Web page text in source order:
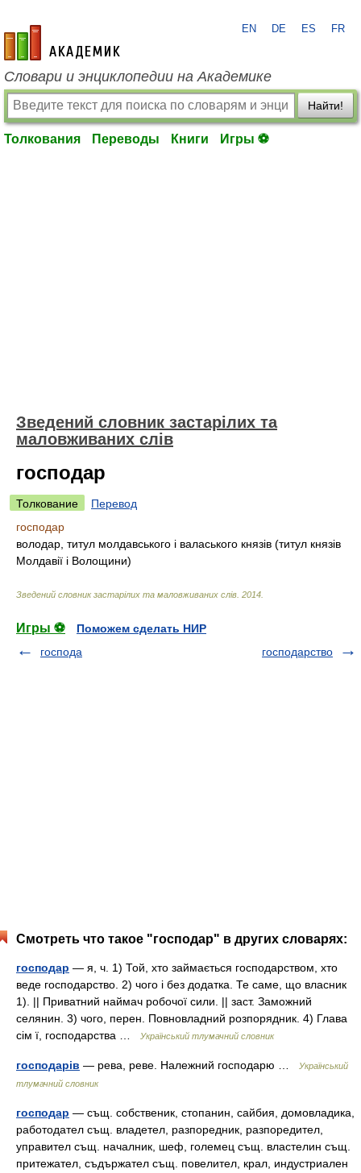
academic.ru
EN DE ES FR
Словари и энциклопедии на Академике
Найти!
Толкования Переводы Книги Игры ⚽
Зведений словник застарілих та
маловживаних слів
господар
Толкование
Перевод
господар
володар, титул молдавського і валаського князів (титул князів
Молдавії і Волощини)
Зведений словник застарілих та маловживаних слів 2014
Игры ⚽
Поможем сделать НИР
господа
господарство
Смотреть что такое "господар" в других словарях:
господар — я, ч. 1) Той, хто займається господарством, хто
веде господарство. 2) чого і без додатка. Те саме, що власник
1). || Приватний наймач робочої сили. || заст. Заможний
селянин. 3) чого, перен. Повновладний розпорядник. 4) Глава
сім ї, господарства …
Український тлумачний словник
господарів — рева, реве. Належний господарю …
Український
тлумачний словник
господар — същ. собственик, стопанин, сайбия, домовладика,
работодател същ. владетел, разпоредник, разпоредител,
управител същ. началник, шеф, големец същ. властелин същ.
притежател, съдържател същ. повелител, крал, индустриален